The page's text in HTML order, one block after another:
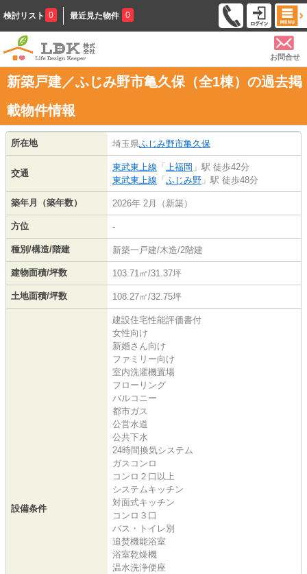
検討リスト 0 最近見た物件 0
お問合せ
新築戸建／ふじみ野市亀久保（全1棟）の過去掲
載物件情報
所在地 埼玉県ふじみ野市亀久保
交通
東武東上線 「 上福岡 」駅 徒歩42分
東武東上線 「 ふじみ野 」駅 徒歩48分
築年月（築年数） 2026年 2月（新築）
方位 -
種別/構造/階建 新築一戸建/木造/2階建
建物面積/坪数 103.71㎡/31.37坪
土地面積/坪数 108.27㎡/32.75坪
設備条件
建設住宅性能評価書付
女性向け
新婚さん向け
ファミリー向け
室内洗濯機置場
フローリング
バルコニー
都市ガス
公営水道
公共下水
24時間換気システム
ガスコンロ
コンロ２口以上
システムキッチン
対面式キッチン
コンロ３口
バス・トイレ別
追焚機能浴室
浴室乾燥機
温水洗浄便座